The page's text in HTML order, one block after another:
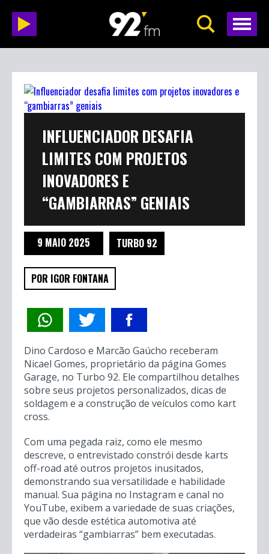
INFLUENCIADOR DESAFIA
LIMITES COM PROJETOS
“GAMBIARRAS” GENIAIS
9 MAIO 2025 TURBO 92
POR IGOR FONTANA
Dino Cardoso e Marcão Gaúcho receberam
Nicael Gomes, proprietário da página Gomes
Garage, no Turbo 92. Ele compartilhou detalhes
sobre seus projetos personalizados, dicas de
soldagem e a construção de veículos como kart
cross.